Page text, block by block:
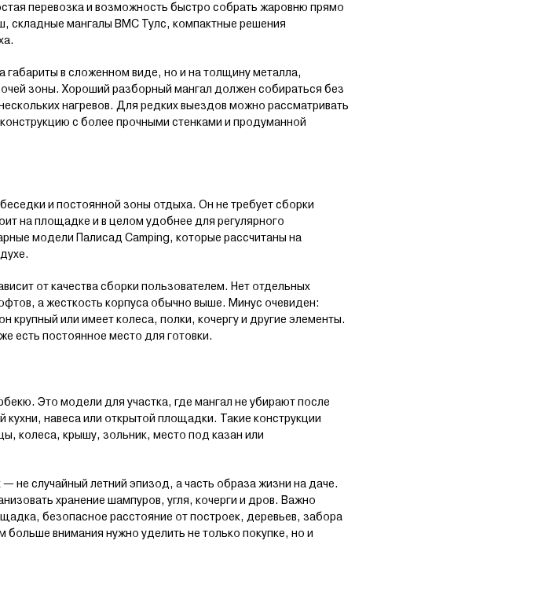
перевозка и возможность быстро собрать жаровню прямо
складные мангалы ВМС Тулс, компактные решения
габариты в сложенном виде, но и на толщину металла,
зоны. Хороший разборный мангал должен собираться без
нагревов. Для редких выездов можно рассматривать
с более прочными стенками и продуманной
и постоянной зоны отдыха. Он не требует сборки
на площадке и в целом удобнее для регулярного
модели Палисад Camping, которые рассчитаны на
от качества сборки пользователем. Нет отдельных
а жесткость корпуса обычно выше. Минус очевиден:
крупный или имеет колеса, полки, кочергу и другие элементы.
есть постоянное место для готовки.
Это модели для участка, где мангал не убирают после
навеса или открытой площадки. Такие конструкции
колеса, крышу, зольник, место под казан или
не случайный летний эпизод, а часть образа жизни на даче.
хранение шампуров, угля, кочерги и дров. Важно
безопасное расстояние от построек, деревьев, забора
внимания нужно уделить не только покупке, но и